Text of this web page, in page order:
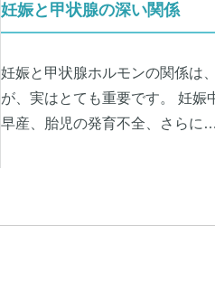
妊娠と甲状腺の深い関係
妊娠と甲状腺ホルモンの関係は
が、実はとても重要です。 妊娠
早産、胎児の発育不全、さらに…